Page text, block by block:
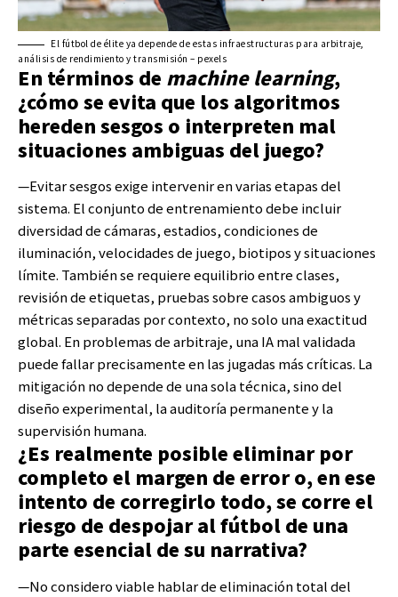
El fútbol de élite ya depende de estas infraestructuras para arbitraje,
análisis de rendimiento y transmisión – pexels
En términos de machine learning,
¿cómo se evita que los algoritmos
hereden sesgos o interpreten mal
situaciones ambiguas del juego?
—Evitar sesgos exige intervenir en varias etapas del
sistema. El conjunto de entrenamiento debe incluir
diversidad de cámaras, estadios, condiciones de
iluminación, velocidades de juego, biotipos y situaciones
límite. También se requiere equilibrio entre clases,
revisión de etiquetas, pruebas sobre casos ambiguos y
métricas separadas por contexto, no solo una exactitud
global. En problemas de arbitraje, una IA mal validada
puede fallar precisamente en las jugadas más críticas. La
mitigación no depende de una sola técnica, sino del
diseño experimental, la auditoría permanente y la
supervisión humana.
¿Es realmente posible eliminar por
completo el margen de error o, en ese
intento de corregirlo todo, se corre el
riesgo de despojar al fútbol de una
parte esencial de su narrativa?
—No considero viable hablar de eliminación total del